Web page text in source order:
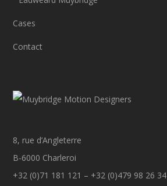
Cases
Contact
8, rue d’Angleterre
B-6000 Charleroi
+32 (0)71 181 121 – +32 (0)479 98 26 34